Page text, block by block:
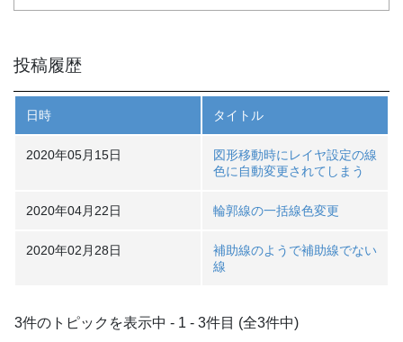
投稿履歴
日時 タイトル
2020年05月15日
図形移動時にレイヤ設定の線
色に自動変更されてしまう
2020年04月22日 輪郭線の一括線色変更
2020年02月28日
補助線のようで補助線でない
線
3件のトピックを表示中 - 1 - 3件目 (全3件中)